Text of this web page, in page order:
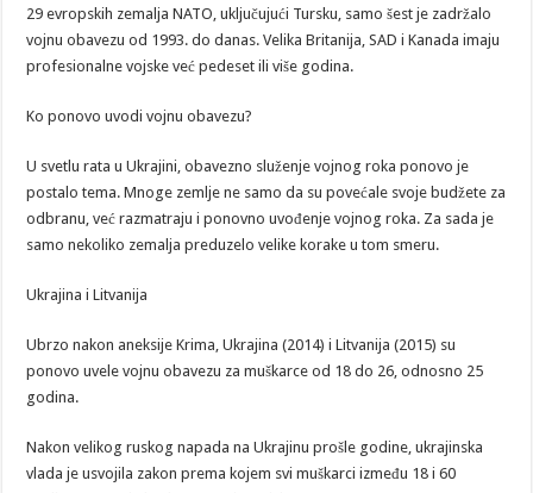
29 evropskih zemalja NATO, uključujući Tursku, samo šest je zadržalo
vojnu obavezu od 1993. do danas. Velika Britanija, SAD i Kanada imaju
profesionalne vojske već pedeset ili više godina.
Ko ponovo uvodi vojnu obavezu?
U svetlu rata u Ukrajini, obavezno služenje vojnog roka ponovo je
postalo tema. Mnoge zemlje ne samo da su povećale svoje budžete za
odbranu, već razmatraju i ponovno uvođenje vojnog roka. Za sada je
samo nekoliko zemalja preduzelo velike korake u tom smeru.
Ukrajina i Litvanija
Ubrzo nakon aneksije Krima, Ukrajina (2014) i Litvanija (2015) su
ponovo uvele vojnu obavezu za muškarce od 18 do 26, odnosno 25
godina.
Nakon velikog ruskog napada na Ukrajinu prošle godine, ukrajinska
vlada je usvojila zakon prema kojem svi muškarci između 18 i 60